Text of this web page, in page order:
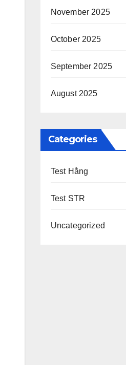
November 2025
October 2025
September 2025
August 2025
Categories
Test Hằng
Test STR
Uncategorized